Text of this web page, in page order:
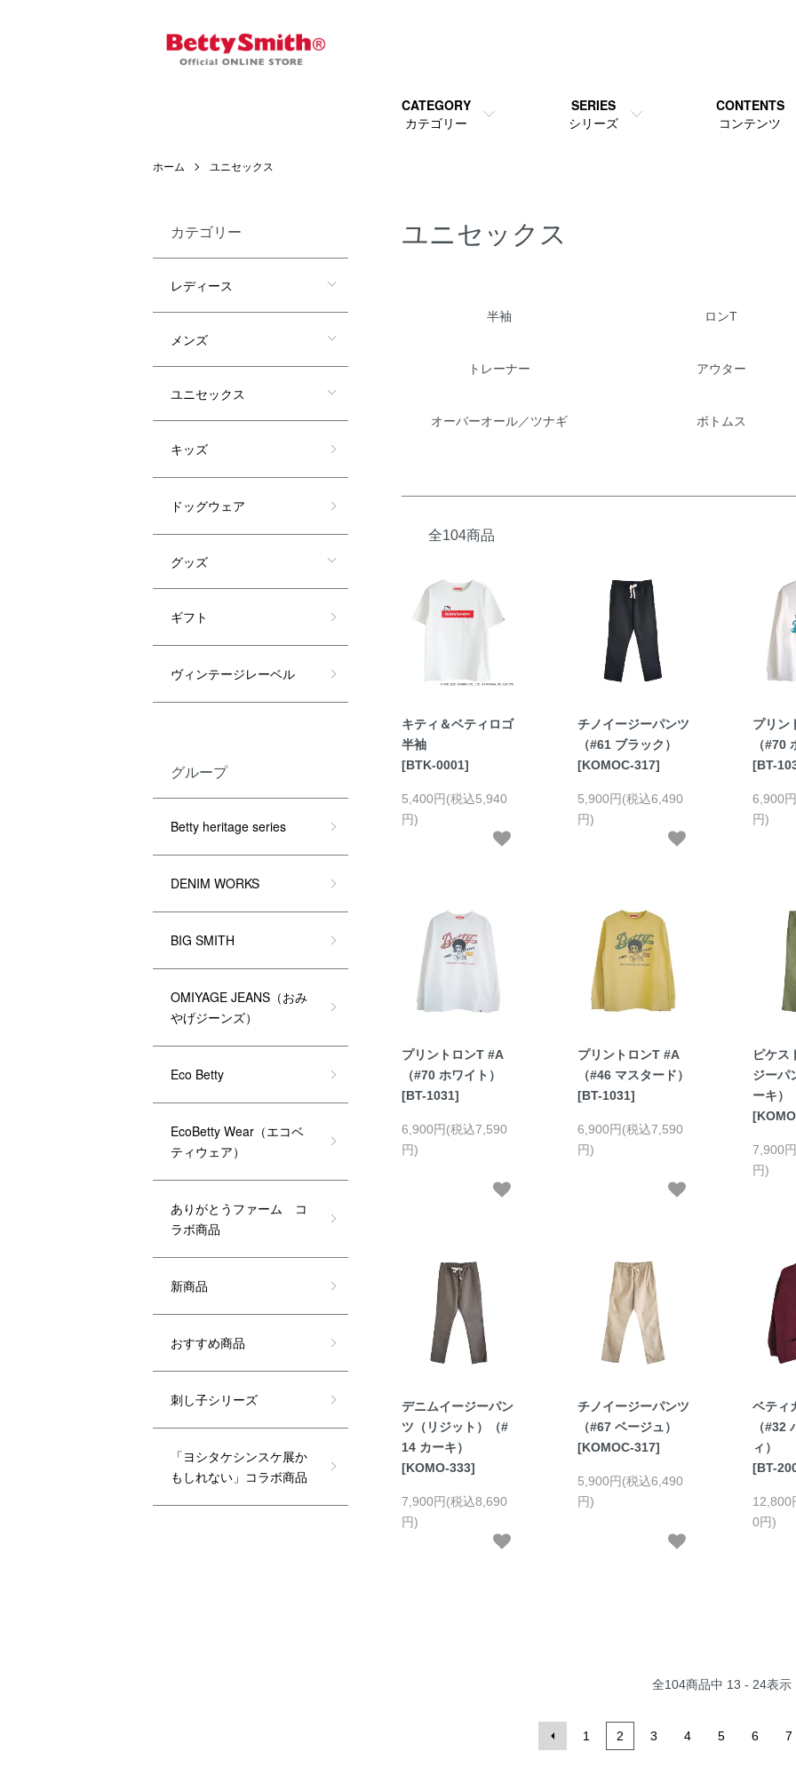
CATEGORY
カテゴリー
SERIES
シリーズ
CONTENTS
コンテンツ
ホーム ユニセックス
ユニセックス
半袖 ロンT
トレーナー アウター
オーバーオール／ツナギ ボトムス
全104商品
キティ＆ベティロゴ
半袖
[BTK-0001]
5,400円(税込5,940
円)
チノイージーパンツ
（#61 ブラック）
[KOMOC-317]
5,900円(税込6,490
円)
プリン
（#70
[BT-
6,900
円)
プリントロンT #A
（#70 ホワイト）
[BT-1031]
6,900円(税込7,590
円)
プリントロンT #A
（#46 マスタード）
[BT-1031]
6,900円(税込7,590
円)
ピケス
ジーパ
ーキ）
7,900
円)
デニムイージーパン
ツ（リジット）（#
14 カーキ）
[KOMO-333]
7,900円(税込8,690
円)
チノイージーパンツ
（#67 ベージュ）
[KOMOC-317]
5,900円(税込6,490
円)
ベティ
（#32
ィ）
[BT-
12,800
0円)
全104商品中 13 - 24表示
1 2 3 4 5 6 7
カテゴリー
レディース
メンズ
ユニセックス
キッズ
ドッグウェア
グッズ
ギフト
ヴィンテージレーベル
グループ
Betty heritage series
DENIM WORKS
BIG SMITH
OMIYAGE JEANS（おみ
やげジーンズ）
Eco Betty
EcoBetty Wear（エコベ
ティウェア）
ありがとうファーム コ
ラボ商品
新商品
おすすめ商品
刺し子シリーズ
「ヨシタケシンスケ展か
もしれない」コラボ商品